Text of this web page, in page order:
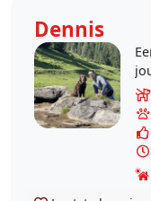
Dennis